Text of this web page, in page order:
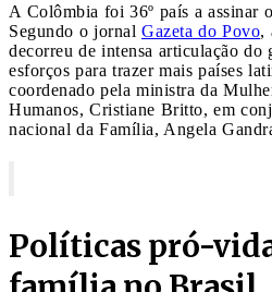
A Colômbia foi 36º país a assinar
Segundo o jornal Gazeta do Povo,
decorreu de intensa articulação
esforços para trazer mais países
coordenado pela ministra da
Humanos, Cristiane Britto, em
nacional da Família, Angela
Políticas pró-